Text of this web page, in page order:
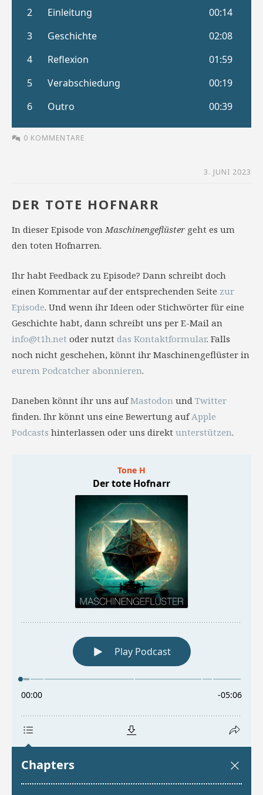
0 KOMMENTARE
3. JUNI 2023
DER TOTE HOFNARR
In dieser Episode vonMaschinengeflüster geht es um
den toten Hofnarren.
Ihr habt Feedback zu Episode? Dann schreibt doch
einen Kommentar auf der entsprechenden Seite zur
Episode. Und wenn ihr Ideen oder Stichwörter für eine
Geschichte habt, dann schreibt uns per E-Mail an
info@t1h.net oder nutzt das Kontaktformular. Falls
noch nicht geschehen, könnt ihr Maschinengeflüster in
eurem Podcatcher abonnieren.
Daneben könnt ihr uns aufMastodon und Twitter
finden. Ihr könnt uns eine Bewertung aufApple
Podcasts hinterlassen oder uns direkt unterstützen.